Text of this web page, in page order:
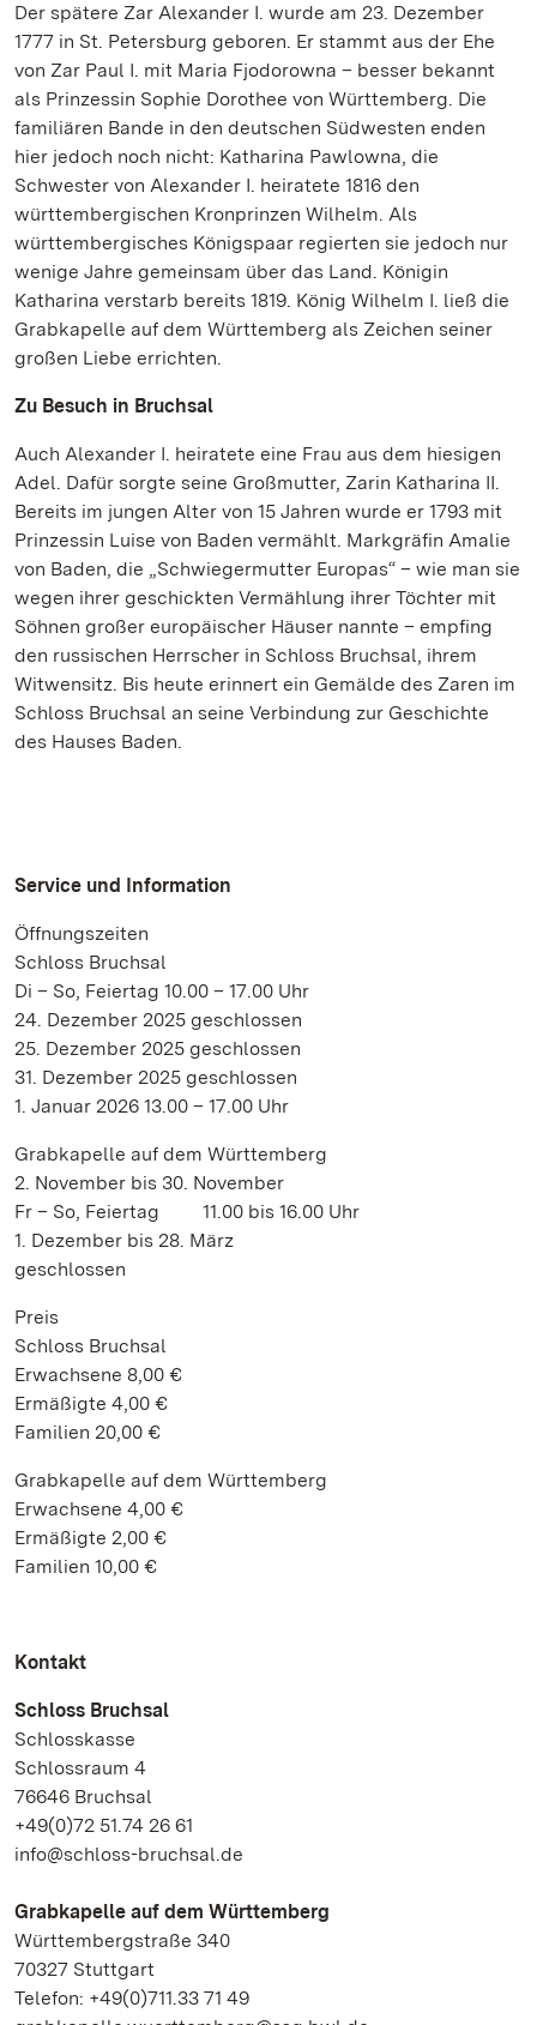
Der spätere Zar Alexander I. wurde am 23. Dezember
1777 in St. Petersburg geboren. Er stammt aus der Ehe
von Zar Paul I. mit Maria Fjodorowna – besser bekannt
als Prinzessin Sophie Dorothee von Württemberg. Die
familiären Bande in den deutschen Südwesten enden
hier jedoch noch nicht: Katharina Pawlowna, die
Schwester von Alexander I. heiratete 1816 den
württembergischen Kronprinzen Wilhelm. Als
württembergisches Königspaar regierten sie jedoch nur
wenige Jahre gemeinsam über das Land. Königin
Katharina verstarb bereits 1819. König Wilhelm I. ließ die
Grabkapelle auf dem Württemberg als Zeichen seiner
großen Liebe errichten.
Zu Besuch in Bruchsal
Auch Alexander I. heiratete eine Frau aus dem hiesigen
Adel. Dafür sorgte seine Großmutter, Zarin Katharina II.
Bereits im jungen Alter von 15 Jahren wurde er 1793 mit
Prinzessin Luise von Baden vermählt. Markgräfin Amalie
von Baden, die „Schwiegermutter Europas“ – wie man sie
wegen ihrer geschickten Vermählung ihrer Töchter mit
Söhnen großer europäischer Häuser nannte – empfing
den russischen Herrscher in Schloss Bruchsal, ihrem
Witwensitz. Bis heute erinnert ein Gemälde des Zaren im
Schloss Bruchsal an seine Verbindung zur Geschichte
des Hauses Baden.
Service und Information
Öffnungszeiten
Schloss Bruchsal
Di – So, Feiertag 10.00 – 17.00 Uhr
24. Dezember 2025 geschlossen
25. Dezember 2025 geschlossen
31. Dezember 2025 geschlossen
1. Januar 2026 13.00 – 17.00 Uhr
Grabkapelle auf dem Württemberg
2. November bis 30. November
Fr – So, Feiertag 11.00 bis 16.00 Uhr
1. Dezember bis 28. März
geschlossen
Preis
Schloss Bruchsal
Erwachsene 8,00 €
Ermäßigte 4,00 €
Familien 20,00 €
Grabkapelle auf dem Württemberg
Erwachsene 4,00 €
Ermäßigte 2,00 €
Familien 10,00 €
Kontakt
Schloss Bruchsal
Schlosskasse
Schlossraum 4
76646 Bruchsal
+49(0)72 51.74 26 61
info@schloss-bruchsal.de
Grabkapelle auf dem Württemberg
Württembergstraße 340
70327 Stuttgart
Telefon: +49(0)711.33 71 49